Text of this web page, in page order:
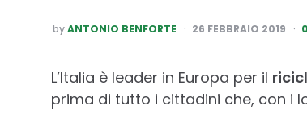
POSTED
BY
by ANTONIO BENFORTE 26 FEBBRAIO 2019
L’Italia è leader in Europa per il
prima di tutto i cittadini che, con i